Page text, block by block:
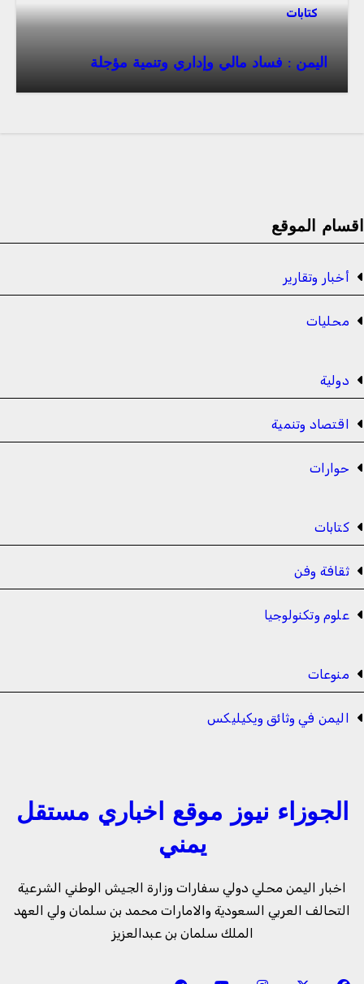
كتابات
اليمن : فساد مالي وإداري وتنمية مؤجلة
اقسام الموقع
أخبار وتقارير
محليات
دولية
اقتصاد وتنمية
حوارات
كتابات
ثقافة وفن
علوم وتكنولوجيا
منوعات
اليمن في وثائق ويكيليكس
الجوزاء نيوز موقع اخباري مستقل
يمني
اخبار اليمن محلي دولي سفارات وزارة الجيش الوطني الشرعية
التحالف العربي السعودية والامارات محمد بن سلمان ولي العهد
الملك سلمان بن عبدالعزيز